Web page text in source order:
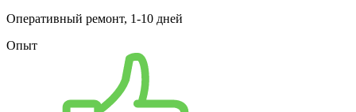
Оперативный ремонт, 1-10 дней
Опыт